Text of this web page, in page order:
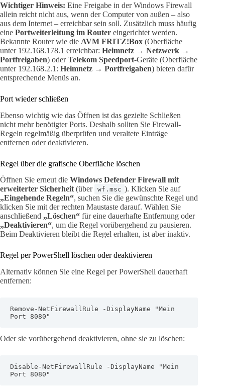
Wichtiger Hinweis: Eine Freigabe in der Windows Firewall
allein reicht nicht aus, wenn der Computer von außen – also
aus dem Internet – erreichbar sein soll. Zusätzlich muss häufig
eine Portweiterleitung im Router eingerichtet werden.
Bekannte Router wie die AVM FRITZ!Box (Oberfläche
unter 192.168.178.1 erreichbar: Heimnetz → Netzwerk →
Portfreigaben) oderTelekom Speedport-Geräte (Oberfläche
unter 192.168.2.1: Heimnetz → Portfreigaben) bieten dafür
entsprechende Menüs an.
Port wieder schließen
Ebenso wichtig wie das Öffnen ist das gezielte Schließen
nicht mehr benötigter Ports. Deshalb sollten Sie Firewall-
Regeln regelmäßig überprüfen und veraltete Einträge
entfernen oder deaktivieren.
Regel über die grafische Oberfläche löschen
Öffnen Sie erneut die Windows Defender Firewall mit
erweiterter Sicherheit (über wf.msc ). Klicken Sie auf
„Eingehende Regeln“, suchen Sie die gewünschte Regel und
klicken Sie mit der rechten Maustaste darauf. Wählen Sie
anschließend „Löschen“ für eine dauerhafte Entfernung oder
„Deaktivieren“, um die Regel vorübergehend zu pausieren.
Beim Deaktivieren bleibt die Regel erhalten, ist aber inaktiv.
Regel per PowerShell löschen oder deaktivieren
Alternativ können Sie eine Regel per PowerShell dauerhaft
entfernen:
Remove-NetFirewallRule -DisplayName "Mein
Port 8080"
Oder sie vorübergehend deaktivieren, ohne sie zu löschen:
Disable-NetFirewallRule -DisplayName "Mein
Port 8080"